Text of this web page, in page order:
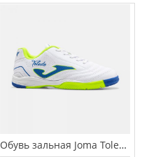
Обувь зальная Joma Toledo JR TOJS.2602.IN